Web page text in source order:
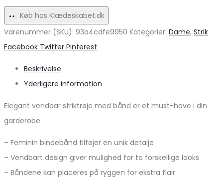
Lyseblå/Fuchsia
Køb hos Klædeskabet.dk
Varenummer (SKU): 93a4cdfe9950 Kategorier: Dame, Strik
Share
Facebook Twitter Pinterest
Beskrivelse
Yderligere information
Elegant vendbar striktrøje med bånd er et must-have i din
garderobe
– Feminin bindebånd tilføjer en unik detalje
– Vendbart design giver mulighed for to forskellige looks
– Båndene kan placeres på ryggen for ekstra flair